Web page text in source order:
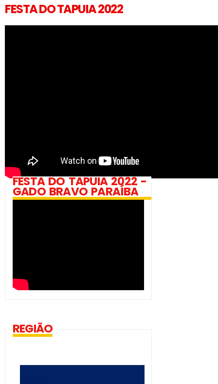
FESTA DO TAPUIA 2022
FESTA DO TAPUIA 2022 -
GADO BRAVO PARAÍBA
REGIÃO